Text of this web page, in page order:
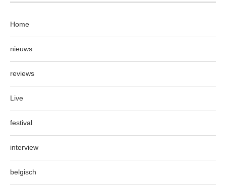
Home
nieuws
reviews
Live
festival
interview
belgisch